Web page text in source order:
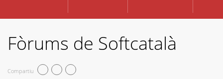
Fòrums de Softcatalà
Compartiu